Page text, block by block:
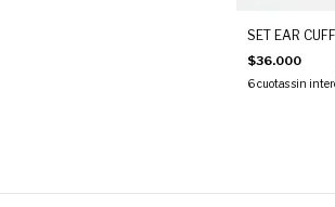
SET EAR CUFF
$36.000
6 cuotas sin